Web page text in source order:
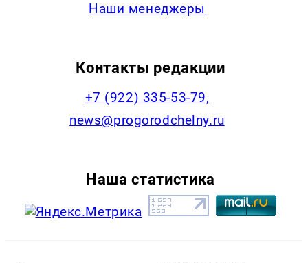
Наши менеджеры
Контакты редакции
+7 (922) 335-53-79,
news@progorodchelny.ru
Наша статистика